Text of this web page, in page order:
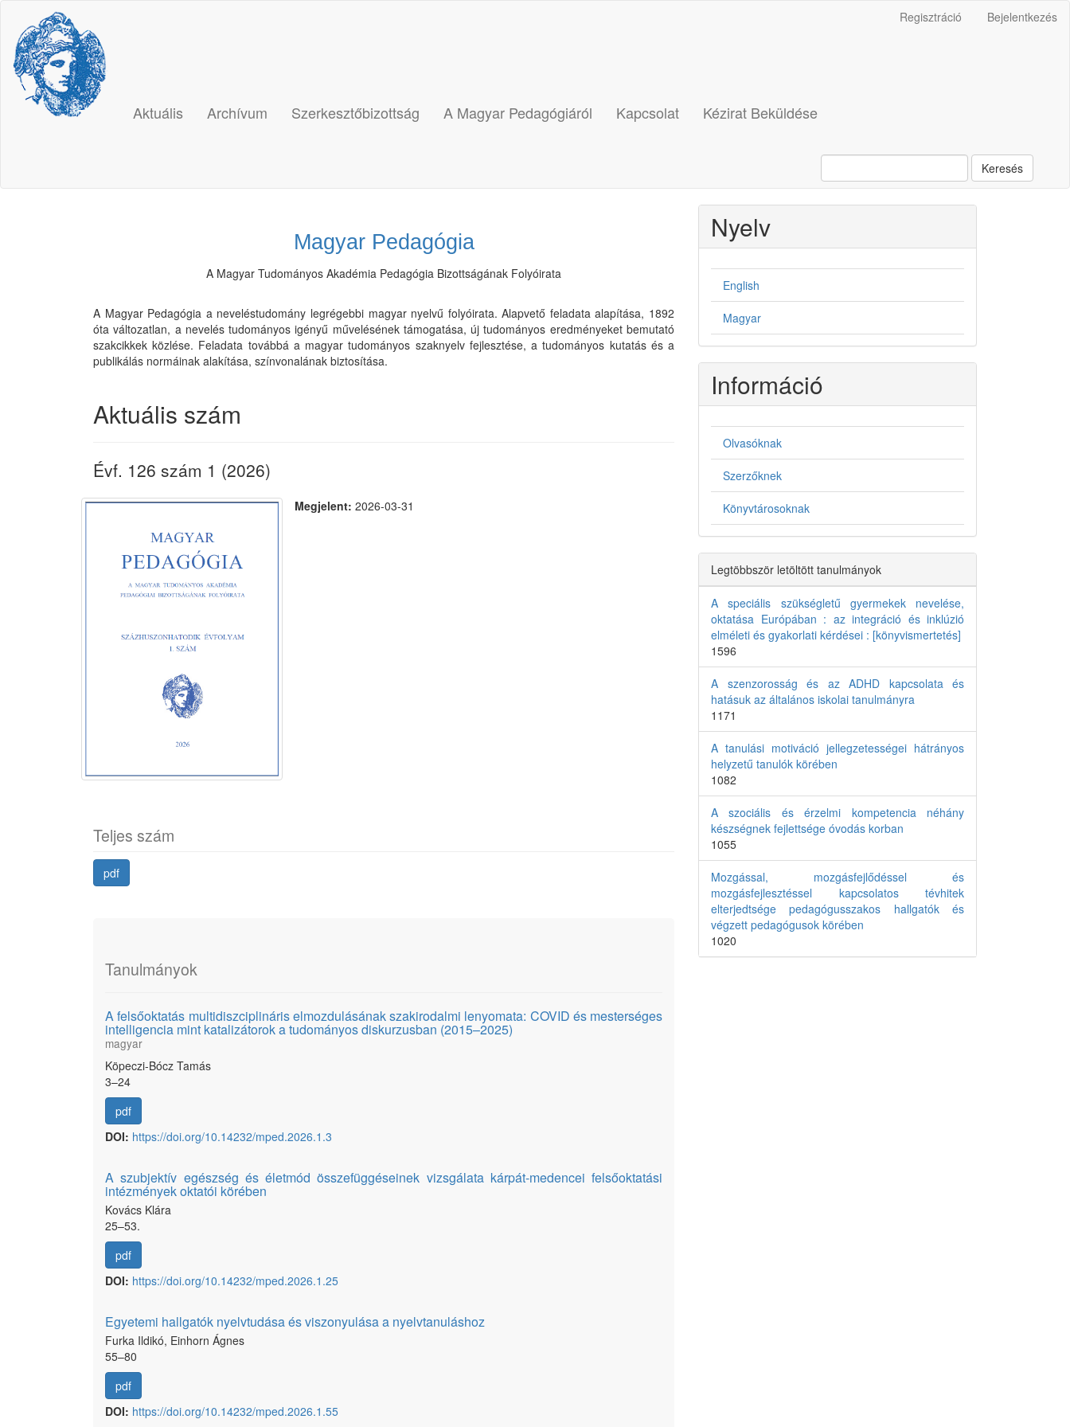
Navigation
Main
Content
Sidebar
Regisztráció Bejelentkezés
Aktuális Archívum Szerkesztőbizottság A Magyar Pedagógiáról Kapcsolat Kézirat Beküldése
Keresés
Magyar Pedagógia
A Magyar Tudományos Akadémia Pedagógia Bizottságának Folyóirata
A Magyar Pedagógia a neveléstudomány legrégebbi magyar nyelvű folyóirata. Alapvető feladata alapítása, 1892
óta változatlan, a nevelés tudományos igényű művelésének támogatása, új tudományos eredményeket bemutató
szakcikkek közlése. Feladata továbbá a magyar tudományos szaknyelv fejlesztése, a tudományos kutatás és a
publikálás normáinak alakítása, színvonalának biztosítása.
Aktuális szám
Évf. 126 szám 1 (2026)
Megjelent:2026-03-31
Teljes szám
pdf
Tanulmányok
A felsőoktatás multidiszciplináris elmozdulásának szakirodalmi lenyomata: COVID és mesterséges
intelligencia mint katalizátorok a tudományos diskurzusban (2015–2025)
magyar
Köpeczi-Bócz Tamás
3–24
pdf
DOI: https://doi.org/10.14232/mped.2026.1.3
A szubjektív egészség és életmód összefüggéseinek vizsgálata kárpát-medencei felsőoktatási
intézmények oktatói körében
Kovács Klára
25–53.
pdf
DOI: https://doi.org/10.14232/mped.2026.1.25
Egyetemi hallgatók nyelvtudása és viszonyulása a nyelvtanuláshoz
Furka Ildikó, Einhorn Ágnes
55–80
pdf
DOI: https://doi.org/10.14232/mped.2026.1.55
Nyelv
English
Magyar
Információ
Olvasóknak
Szerzőknek
Könyvtárosoknak
Legtöbbször letöltött tanulmányok
A speciális szükségletű gyermekek nevelése,
oktatása Európában : az integráció és inklúzió
elméleti és gyakorlati kérdései : [könyvismertetés]
1596
A szenzorosság és az ADHD kapcsolata és
hatásuk az általános iskolai tanulmányra
1171
A tanulási motiváció jellegzetességei hátrányos
helyzetű tanulók körében
1082
A szociális és érzelmi kompetencia néhány
készségnek fejlettsége óvodás korban
1055
Mozgással, mozgásfejlődéssel és
mozgásfejlesztéssel kapcsolatos tévhitek
elterjedtsége pedagógusszakos hallgatók és
végzett pedagógusok körében
1020